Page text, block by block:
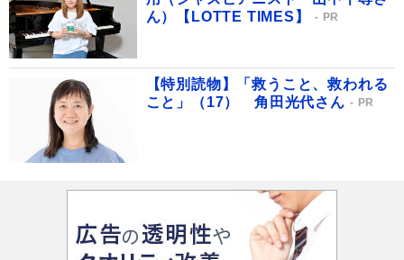
ん）【LOTTE TIMES】
PR
【特別読物】「救うこと、救われる
こと」（17） 角田光代さん
PR